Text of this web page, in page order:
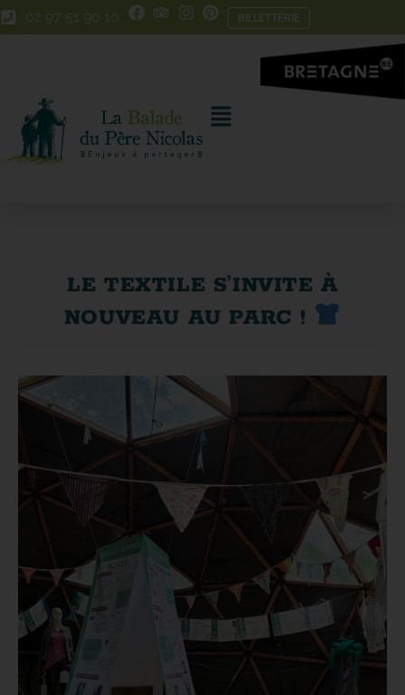
Skip
to
Aller
à
02 97 51 90 10 BILLETTERIE
LE TEXTILE S’INVITE À
NOUVEAU AU PARC !